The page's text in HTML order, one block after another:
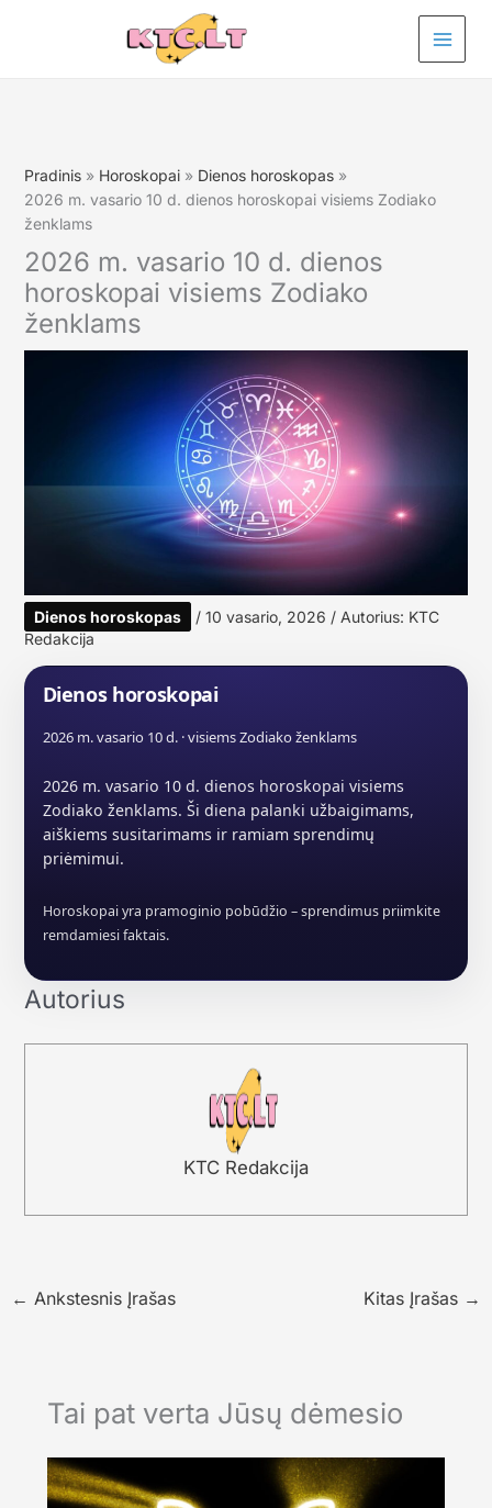
Pradinis Horoskopai
Dienos horoskopas
2026 m. vasario 10 d. dienos horoskopai visiems Zodiako
ženklams
2026 m. vasario 10 d. dienos
horoskopai visiems Zodiako
ženklams
Dienos horoskopas / 10 vasario, 2026 / Autorius: KTC
Redakcija
Dienos horoskopai
2026 m. vasario 10 d. · visiems Zodiako ženklams
2026 m. vasario 10 d. dienos horoskopai visiems
Zodiako ženklams. Ši diena palanki užbaigimams,
aiškiems susitarimams ir ramiam sprendimų
priėmimui.
Horoskopai yra pramoginio pobūdžio – sprendimus priimkite
remdamiesi faktais.
Autorius
KTC Redakcija
← Ankstesnis Įrašas Kitas Įrašas →
Tai pat verta Jūsų dėmesio